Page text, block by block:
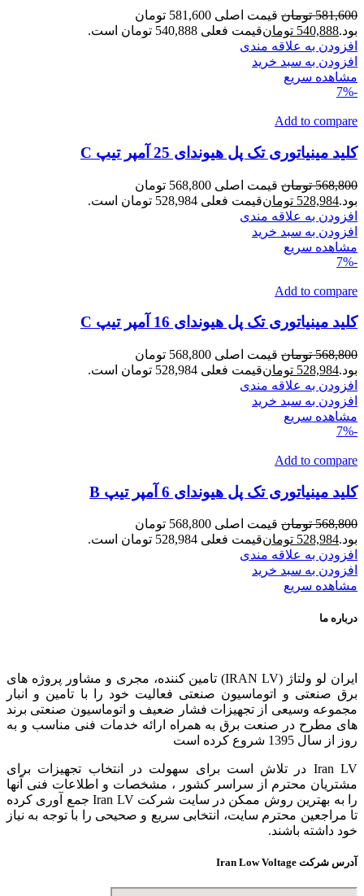
581,600 تومان
قیمت اصلی 581,600 تومان
بود.540,888 تومانقیمت فعلی 540,888 تومان است.
افزودن به علاقه مندی
افزودن به سبد خرید
مشاهده سریع
-7%
Add to compare
کلید مینیاتوری تک پل هیوندای 25 آمپر تیپ C
568,800 تومان
قیمت اصلی 568,800 تومان
بود.528,984 تومانقیمت فعلی 528,984 تومان است.
افزودن به علاقه مندی
افزودن به سبد خرید
مشاهده سریع
-7%
Add to compare
کلید مینیاتوری تک پل هیوندای 16 آمپر تیپ C
568,800 تومان
قیمت اصلی 568,800 تومان
بود.528,984 تومانقیمت فعلی 528,984 تومان است.
افزودن به علاقه مندی
افزودن به سبد خرید
مشاهده سریع
-7%
Add to compare
کلید مینیاتوری تک پل هیوندای 6 آمپر تیپ B
568,800 تومان
قیمت اصلی 568,800 تومان
بود.528,984 تومانقیمت فعلی 528,984 تومان است.
افزودن به علاقه مندی
افزودن به سبد خرید
مشاهده سریع
درباره ما
ایران لو ولتاژ (IRAN LV) تامین کننده، مجری و مشاور پروژه های
برق صنعتی و اتوماسیون صنعتی فعالیت خود را با تامین و انبار
مجموعه وسیعی از تجهیزات فشار ضعیف و اتوماسیون صنعتی برند
های مطرح در صنعت برق به همراه ارائه خدمات فنی مناسب و به
روز از سال 1395 شروع کرده است
Iran LV در تلاش است برای سهولت در انتخاب تجهیزات برای
مشتریان محترم از سراسر کشور ، مشخصات و اطلاعات فنی آنها
را به بهترین روش ممکن در سایت شرکت Iran LV جمع آوری کرده
تا مراجعین محترم سایت، انتخابی سریع و صحیحی را با توجه به نیاز
خود داشته باشند.
آدرس شرکت Iran Low Voltage